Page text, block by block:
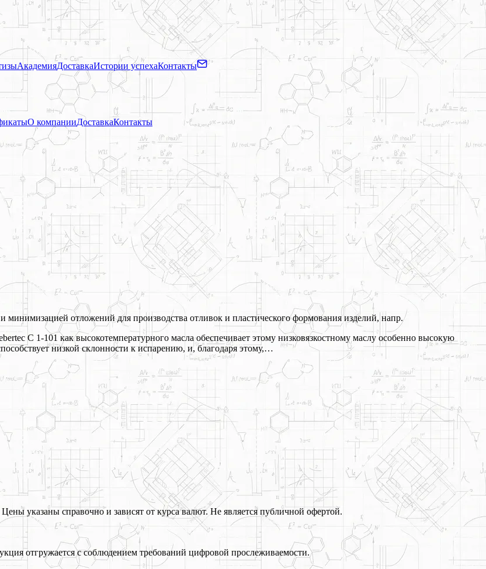
АкадемияДоставкаИстории успехаКонтакты
О компанииДоставкаКонтакты
отложений для производства отливок и пластического формования изделий, напр.
C 1-101 как высокотемпературного масла обеспечивает этому низковязкостному маслу особенно высокую
низкой склонности к испарению, и, благодаря этому,…
указаны справочно и зависят от курса валют. Не является публичной офертой.
отгружается с соблюдением требований цифровой прослеживаемости.